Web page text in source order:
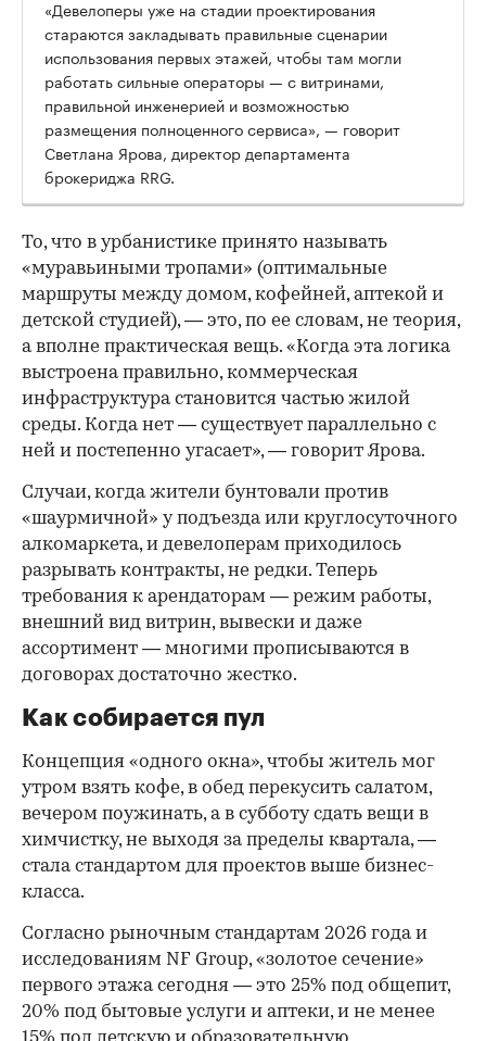
00:00
«Девелоперы уже на стадии проектирования
стараются закладывать правильные сценарии
использования первых этажей, чтобы там могли
работать сильные операторы — с витринами,
правильной инженерией и возможностью
размещения полноценного сервиса», — говорит
Светлана Ярова, директор департамента
брокериджа RRG.
То, что в урбанистике принято называть
«муравьиными тропами» (оптимальные
маршруты между домом, кофейней, аптекой и
детской студией), — это, по ее словам, не теория,
а вполне практическая вещь. «Когда эта логика
выстроена правильно, коммерческая
инфраструктура становится частью жилой
среды. Когда нет — существует параллельно с
ней и постепенно угасает», — говорит Ярова.
Случаи, когда жители бунтовали против
«шаурмичной» у подъезда или круглосуточного
алкомаркета, и девелоперам приходилось
разрывать контракты, не редки. Теперь
требования к арендаторам — режим работы,
внешний вид витрин, вывески и даже
ассортимент — многими прописываются в
договорах достаточно жестко.
Как собирается пул
Концепция «одного окна», чтобы житель мог
утром взять кофе, в обед перекусить салатом,
вечером поужинать, а в субботу сдать вещи в
химчистку, не выходя за пределы квартала, —
стала стандартом для проектов выше бизнес-
класса.
Согласно рыночным стандартам 2026 года и
исследованиям NF Group, «золотое сечение»
первого этажа сегодня — это 25% под общепит,
20% под бытовые услуги и аптеки, и не менее